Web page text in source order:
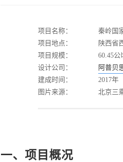
项目名称：
秦岭国
项目地点：
陕西省
项目规模：
60.45公
设计公司：
阿普贝
建成时间：
2017年
图片来源：
北京三
一、项目概况